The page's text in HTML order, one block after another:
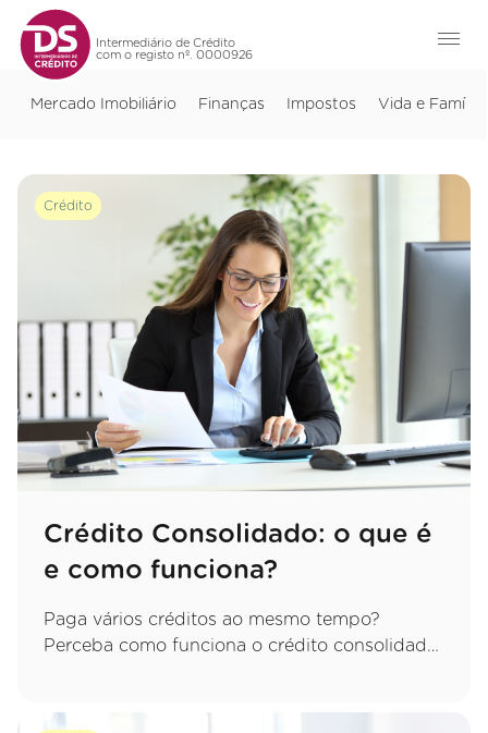
Intermediário de Crédito
com o registo nº. 0000926
Mercado Imobiliário Finanças Impostos Vida e Família
Crédito
Crédito Consolidado: o que é
e como funciona?
Paga vários créditos ao mesmo tempo?
Perceba como funciona o crédito consolidado,